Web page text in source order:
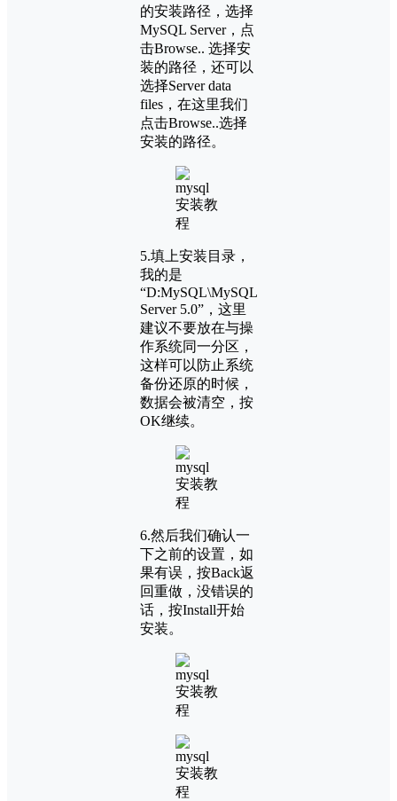
的安装路径，选择
MySQL Server，点
击Browse.. 选择安
装的路径，还可以
选择Server data
files，在这里我们
点击Browse..选择
安装的路径。
5.填上安装目录，
我的是
“D:MySQL\MySQL
Server 5.0”，这里
建议不要放在与操
作系统同一分区，
这样可以防止系统
备份还原的时候，
数据会被清空，按
OK继续。
6.然后我们确认一
下之前的设置，如
果有误，按Back返
回重做，没错误的
话，按Install开始
安装。